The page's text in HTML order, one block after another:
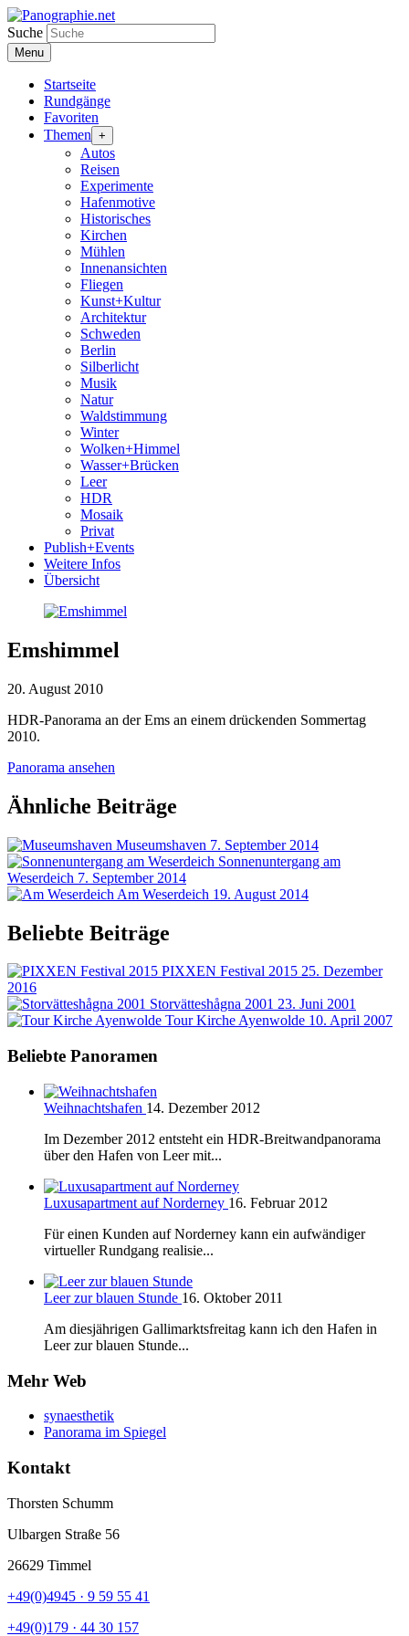
Suche
Menu
Startseite
Rundgänge
Favoriten
Themen +
Autos
Reisen
Experimente
Hafenmotive
Historisches
Kirchen
Mühlen
Innenansichten
Fliegen
Kunst+Kultur
Architektur
Schweden
Berlin
Silberlicht
Musik
Natur
Waldstimmung
Winter
Wolken+Himmel
Wasser+Brücken
Leer
HDR
Mosaik
Privat
Publish+Events
Weitere Infos
Übersicht
Emshimmel
20. August 2010
HDR-Panorama an der Ems an einem drückenden Sommertag
2010.
Panorama ansehen
Ähnliche Beiträge
Museumshaven 7. September 2014
Sonnenuntergang am
Weserdeich 7. September 2014
Am Weserdeich 19. August 2014
Beliebte Beiträge
PIXXEN Festival 2015 25. Dezember
2016
Storvätteshågna 2001 23. Juni 2001
Tour Kirche Ayenwolde 10. April 2007
Beliebte Panoramen
Weihnachtshafen 14. Dezember 2012
Im Dezember 2012 entsteht ein HDR-Breitwandpanorama
über den Hafen von Leer mit...
Luxusapartment auf Norderney 16. Februar 2012
Für einen Kunden auf Norderney kann ein aufwändiger
virtueller Rundgang realisie...
Leer zur blauen Stunde 16. Oktober 2011
Am diesjährigen Gallimarktsfreitag kann ich den Hafen in
Leer zur blauen Stunde...
Mehr Web
synaesthetik
Panorama im Spiegel
Kontakt
Thorsten Schumm
Ulbargen Straße 56
26629 Timmel
+49(0)4945 · 9 59 55 41
+49(0)179 · 44 30 157‬